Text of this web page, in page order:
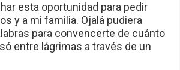
esta oportunidad para pedir
y a mi familia. Ojalá pudiera
para convencerte de cuánto
entre lágrimas a través de un